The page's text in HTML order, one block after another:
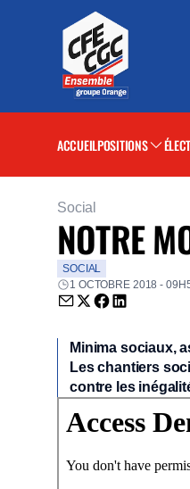
ACCUEILPOSITIONS
Social
NOTRE
SOCIAL
1 OCTOBRE 2018 -
Envoyer par email
Partager sur
Partager sur
Partager
Minima sociaux,
Les chantiers
contre les